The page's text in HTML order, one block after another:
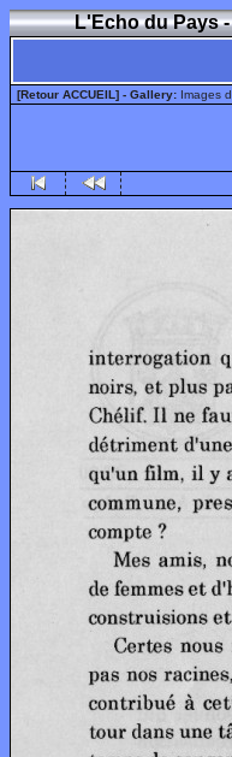
L'Echo du Pays
[Retour ACCUEIL] - Gallery: Images